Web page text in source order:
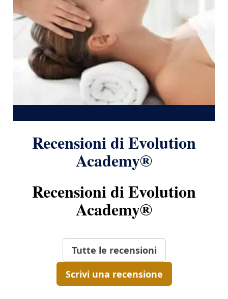
Recensioni di Evolution
Academy®
Recensioni di Evolution
Academy®
Tutte le recensioni
Scrivi una recensione